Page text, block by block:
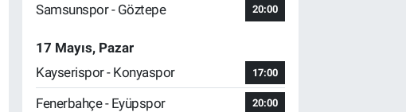
Samsunspor - Göztepe 20:00
17 Mayıs, Pazar
Kayserispor - Konyaspor
17:00
Fenerbahçe - Eyüpspor 20:00